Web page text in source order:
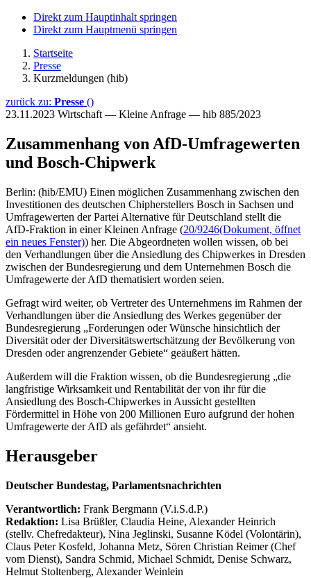
Direkt zum Hauptinhalt springen
Direkt zum Hauptmenü springen
Startseite
Presse
Kurzmeldungen (hib)
zurück zu: Presse ()
23.11.2023 Wirtschaft — Kleine Anfrage — hib 885/2023
Zusammenhang von AfD-Umfragewerten
und Bosch-Chipwerk
Berlin: (hib/EMU) Einen möglichen Zusammenhang zwischen den
Investitionen des deutschen Chipherstellers Bosch in Sachsen und
Umfragewerten der Partei Alternative für Deutschland stellt die
AfD-Fraktion in einer Kleinen Anfrage (20/9246(Dokument, öffnet
ein neues Fenster)) her. Die Abgeordneten wollen wissen, ob bei
den Verhandlungen über die Ansiedlung des Chipwerkes in Dresden
zwischen der Bundesregierung und dem Unternehmen Bosch die
Umfragewerte der AfD thematisiert worden seien.
Gefragt wird weiter, ob Vertreter des Unternehmens im Rahmen der
Verhandlungen über die Ansiedlung des Werkes gegenüber der
Bundesregierung „Forderungen oder Wünsche hinsichtlich der
Diversität oder der Diversitätswertschätzung der Bevölkerung von
Dresden oder angrenzender Gebiete“ geäußert hätten.
Außerdem will die Fraktion wissen, ob die Bundesregierung „die
langfristige Wirksamkeit und Rentabilität der von ihr für die
Ansiedlung des Bosch-Chipwerkes in Aussicht gestellten
Fördermittel in Höhe von 200 Millionen Euro aufgrund der hohen
Umfragewerte der AfD als gefährdet“ ansieht.
Herausgeber
Deutscher Bundestag, Parlamentsnachrichten
Verantwortlich: Frank Bergmann (V.i.S.d.P.)
Redaktion: Lisa Brüßler, Claudia Heine, Alexander Heinrich
(stellv. Chefredakteur), Nina Jeglinski, Susanne Ködel (Volontärin),
Claus Peter Kosfeld, Johanna Metz, Sören Christian Reimer (Chef
vom Dienst), Sandra Schmid, Michael Schmidt, Denise Schwarz,
Helmut Stoltenberg, Alexander Weinlein